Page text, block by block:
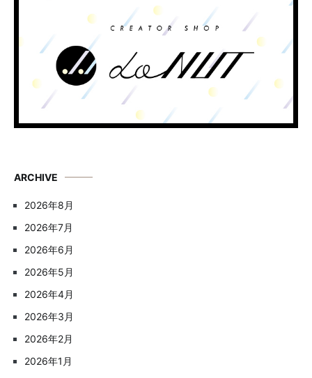
ARCHIVE
2026年8月
2026年7月
2026年6月
2026年5月
2026年4月
2026年3月
2026年2月
2026年1月